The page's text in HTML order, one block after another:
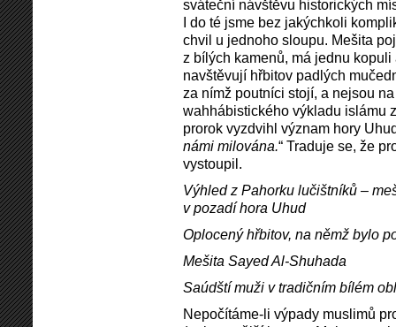
sváteční návštěvu historických
I do té jsme bez jakýchkoli
chvil u jednoho sloupu. Mešita
z bílých kamenů, má jednu
navštěvují hřbitov padlých
za nímž poutníci stojí, a nejsou
wahhábistického výkladu islámu
prorok vyzdvihl význam hory
námi milována.“ Traduje se, že
vystoupil.
Výhled z Pahorku lučištníků –
v pozadí hora Uhud
Oplocený hřbitov, na němž bylo
Mešita Sayed Al-Shuhada
Saúdští muži v tradičním bílém
Nepočítáme-li výpady muslimů